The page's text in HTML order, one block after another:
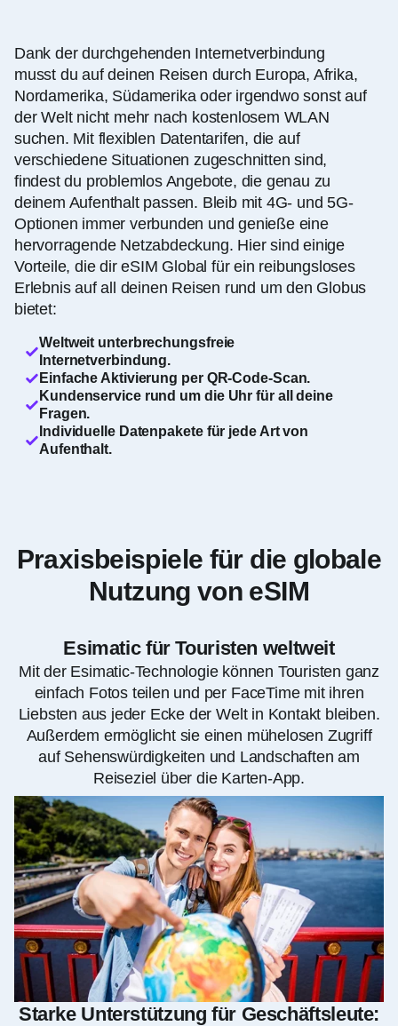
Dank der durchgehenden Internetverbindung
musst du auf deinen Reisen durch Europa, Afrika,
Nordamerika, Südamerika oder irgendwo sonst auf
der Welt nicht mehr nach kostenlosem WLAN
suchen. Mit flexiblen Datentarifen, die auf
verschiedene Situationen zugeschnitten sind,
findest du problemlos Angebote, die genau zu
deinem Aufenthalt passen. Bleib mit 4G- und 5G-
Optionen immer verbunden und genieße eine
hervorragende Netzabdeckung. Hier sind einige
Vorteile, die dir eSIM Global für ein reibungsloses
Erlebnis auf all deinen Reisen rund um den Globus
bietet:
Weltweit unterbrechungsfreie
Internetverbindung.
Einfache Aktivierung per QR-Code-Scan.
Kundenservice rund um die Uhr für all deine
Fragen.
Individuelle Datenpakete für jede Art von
Aufenthalt.
Praxisbeispiele für die globale
Nutzung von eSIM
Esimatic für Touristen weltweit
Mit der Esimatic-Technologie können Touristen ganz
einfach Fotos teilen und per FaceTime mit ihren
Liebsten aus jeder Ecke der Welt in Kontakt bleiben.
Außerdem ermöglicht sie einen mühelosen Zugriff
auf Sehenswürdigkeiten und Landschaften am
Reiseziel über die Karten-App.
Starke Unterstützung für Geschäftsleute: